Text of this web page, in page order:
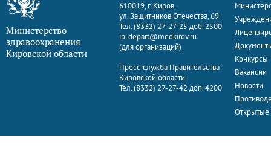
Министерство
здравоохранения
Кировской области
610019, г. Киров,
ул. Защитников Отечества, 69
Тел. (8332) 27-27-25 доб. 2500
ip-depart@medkirov.ru
(для организаций)
Пресс-служба Правительства
Кировской области
Тел. (8332) 27-27-42 доп. 4200
Конкурсы
Вакансии
Новости